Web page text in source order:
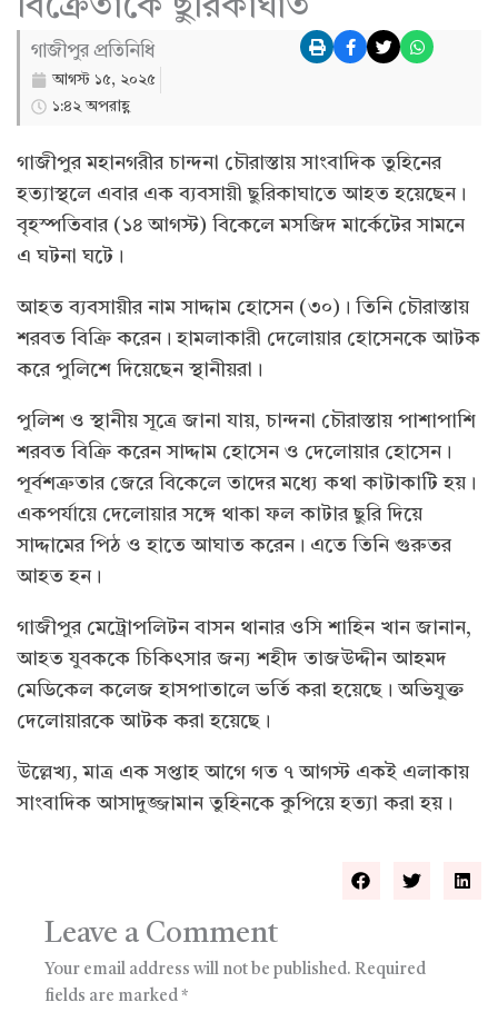
বিক্রেতাকে ছুরিকাঘাত
গাজীপুর প্রতিনিধি
আগস্ট ১৫, ২০২৫
১:৪২ অপরাহ্ণ
গাজীপুর মহানগরীর চান্দনা চৌরাস্তায় সাংবাদিক তুহিনের
হত্যাস্থলে এবার এক ব্যবসায়ী ছুরিকাঘাতে আহত হয়েছেন।
বৃহস্পতিবার (১৪ আগস্ট) বিকেলে মসজিদ মার্কেটের সামনে
এ ঘটনা ঘটে।
আহত ব্যবসায়ীর নাম সাদ্দাম হোসেন (৩০)। তিনি চৌরাস্তায়
শরবত বিক্রি করেন। হামলাকারী দেলোয়ার হোসেনকে আটক
করে পুলিশে দিয়েছেন স্থানীয়রা।
পুলিশ ও স্থানীয় সূত্রে জানা যায়, চান্দনা চৌরাস্তায় পাশাপাশি
শরবত বিক্রি করেন সাদ্দাম হোসেন ও দেলোয়ার হোসেন।
পূর্বশত্রুতার জেরে বিকেলে তাদের মধ্যে কথা কাটাকাটি হয়।
একপর্যায়ে দেলোয়ার সঙ্গে থাকা ফল কাটার ছুরি দিয়ে
সাদ্দামের পিঠ ও হাতে আঘাত করেন। এতে তিনি গুরুতর
আহত হন।
গাজীপুর মেট্রোপলিটন বাসন থানার ওসি শাহিন খান জানান,
আহত যুবককে চিকিৎসার জন্য শহীদ তাজউদ্দীন আহমদ
মেডিকেল কলেজ হাসপাতালে ভর্তি করা হয়েছে। অভিযুক্ত
দেলোয়ারকে আটক করা হয়েছে।
উল্লেখ্য, মাত্র এক সপ্তাহ আগে গত ৭ আগস্ট একই এলাকায়
সাংবাদিক আসাদুজ্জামান তুহিনকে কুপিয়ে হত্যা করা হয়।
Leave a Comment
Your email address will not be published. Required
fields are marked *